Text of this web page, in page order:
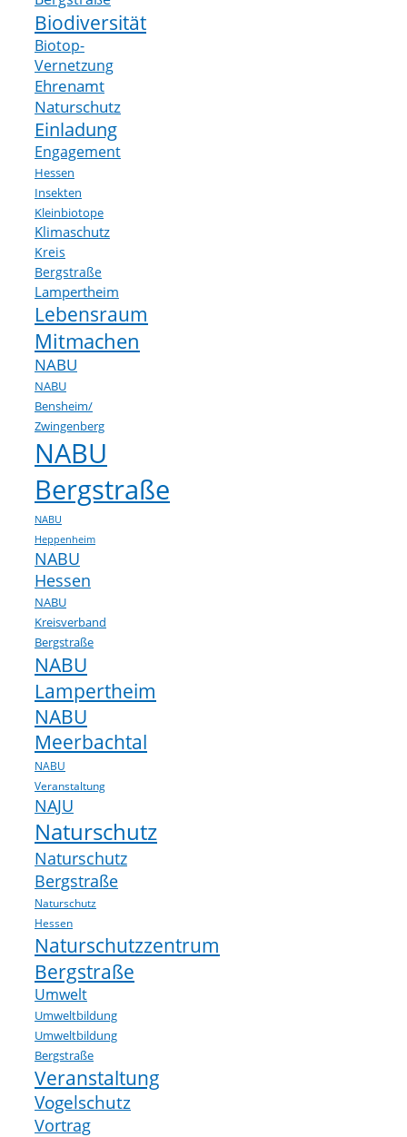
Biodiversität
Biotop-
Vernetzung
Ehrenamt
Naturschutz
Einladung
Engagement
Hessen
Insekten
Kleinbiotope
Klimaschutz
Kreis
Bergstraße
Lampertheim
Lebensraum
Mitmachen
NABU
NABU
Bensheim/
Zwingenberg
NABU
Bergstraße
NABU
Heppenheim
NABU
Hessen
NABU
Kreisverband
Bergstraße
NABU
Lampertheim
NABU
Meerbachtal
NABU
Veranstaltung
NAJU
Naturschutz
Naturschutz
Bergstraße
Naturschutz
Hessen
Naturschutzzentrum
Bergstraße
Umwelt
Umweltbildung
Umweltbildung
Bergstraße
Veranstaltung
Vogelschutz
Vortrag